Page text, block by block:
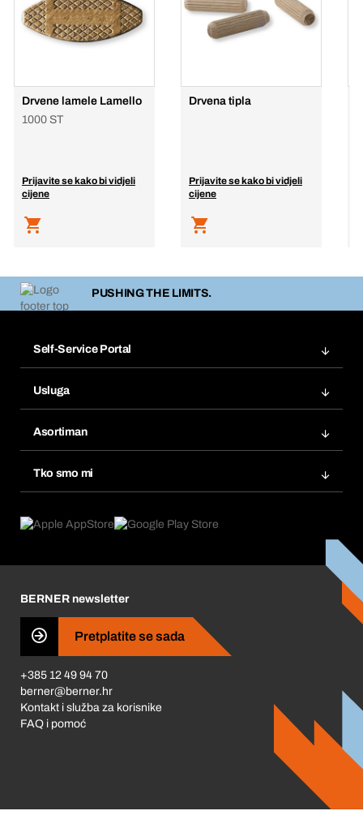
Drvene lamele Lamello
1000 ST
Prijavite se kako bi vidjeli
cijene
Drvena tipla
Prijavite se kako bi vidjeli
cijene
PUSHING THE LIMITS.
Self-Service Portal
Popisi želja
Ponovno naručivanje
Pretplate
Usluga
Tražitelji proizvoda
Asortiman
Tko smo mi
Što nas pokreće
Business Conduct
BERNER newsletter
Pretplatite se sada
+385 12 49 94 70
berner@berner.hr
Kontakt i služba za korisnike
FAQ i pomoć